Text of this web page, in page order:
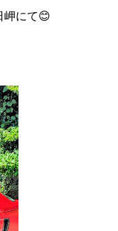
岬にて😊